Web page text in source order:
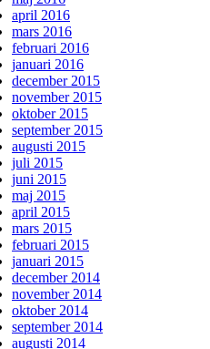
april 2016
mars 2016
februari 2016
januari 2016
december 2015
november 2015
oktober 2015
september 2015
augusti 2015
juli 2015
juni 2015
maj 2015
april 2015
mars 2015
februari 2015
januari 2015
december 2014
november 2014
oktober 2014
september 2014
augusti 2014